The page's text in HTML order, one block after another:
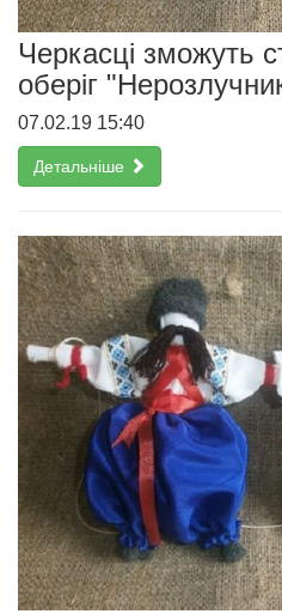
Черкасці зможуть
оберіг
07.02.19 15:40
Детальніше